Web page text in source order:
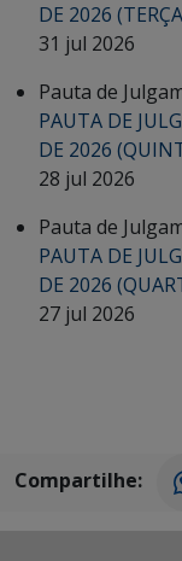
DE 2026
31 jul 2026
Pauta de
PAUTA DE
DE 2026
28 jul 2026
Pauta de
PAUTA DE
DE 2026
27 jul 2026
Compartilhe: